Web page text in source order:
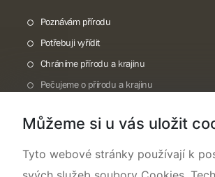
Poznávám přírodu
Potřebuji vyřídit
Chráníme přírodu a krajinu
Pečujeme o přírodu a krajinu
O nás
Můžeme si u vás uložit
Tyto webové stránky používají k